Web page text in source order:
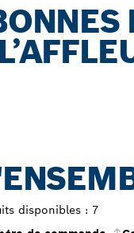
disponibles : 7